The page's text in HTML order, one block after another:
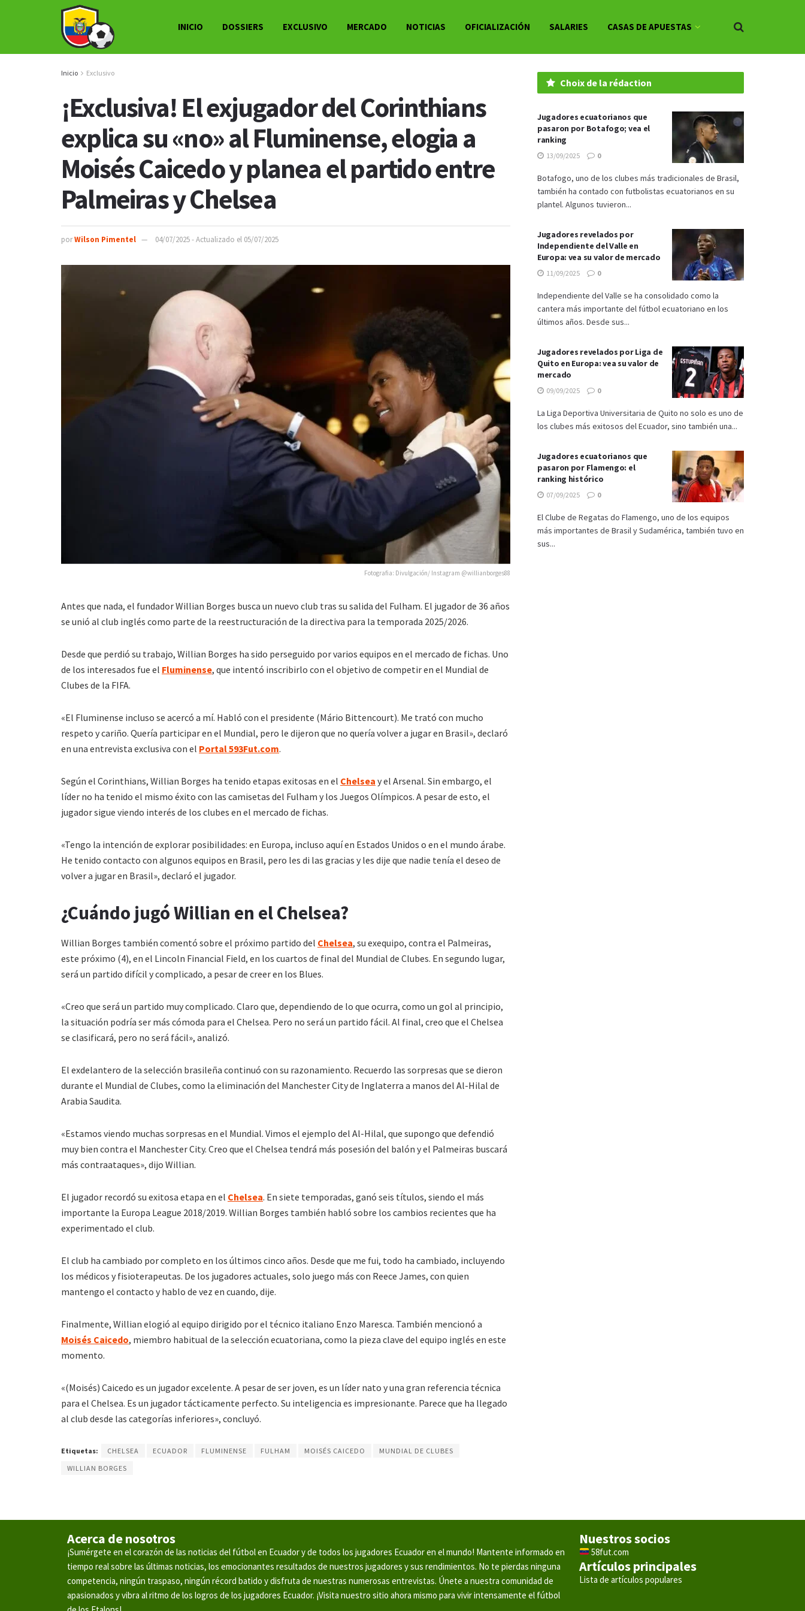
INICIO DOSSIERS EXCLUSIVO MERCADO NOTICIAS OFICIALIZACIÓN SALARIES CASAS DE APUESTAS
Inicio Exclusivo
¡Exclusiva! El exjugador del Corinthians
explica su «no» al Fluminense, elogia a
Moisés Caicedo y planea el partido entre
Palmeiras y Chelsea
porWilson Pimentel 04/07/2025 - Actualizado el 05/07/2025
Fotografia: Divulgación/ Instagram @willianborges88
Antes que nada, el fundador Willian Borges busca un nuevo club tras su salida del Fulham. El jugador de 36 años
se unió al club inglés como parte de la reestructuración de la directiva para la temporada 2025/2026.
Desde que perdió su trabajo, Willian Borges ha sido perseguido por varios equipos en el mercado de fichas. Uno
de los interesados ​​fue el Fluminense, que intentó inscribirlo con el objetivo de competir en el Mundial de
Clubes de la FIFA.
«El Fluminense incluso se acercó a mí. Habló con el presidente (Mário Bittencourt). Me trató con mucho
respeto y cariño. Quería participar en el Mundial, pero le dijeron que no quería volver a jugar en Brasil», declaró
en una entrevista exclusiva con el Portal 593Fut.com.
Según el Corinthians, Willian Borges ha tenido etapas exitosas en el Chelsea y el Arsenal. Sin embargo, el
líder no ha tenido el mismo éxito con las camisetas del Fulham y los Juegos Olímpicos. A pesar de esto, el
jugador sigue viendo interés de los clubes en el mercado de fichas.
«Tengo la intención de explorar posibilidades: en Europa, incluso aquí en Estados Unidos o en el mundo árabe.
He tenido contacto con algunos equipos en Brasil, pero les di las gracias y les dije que nadie tenía el deseo de
volver a jugar en Brasil», declaró el jugador.
¿Cuándo jugó Willian en el Chelsea?
Willian Borges también comentó sobre el próximo partido del Chelsea, su exequipo, contra el Palmeiras,
este próximo (4), en el Lincoln Financial Field, en los cuartos de final del Mundial de Clubes. En segundo lugar,
será un partido difícil y complicado, a pesar de creer en los Blues.
«Creo que será un partido muy complicado. Claro que, dependiendo de lo que ocurra, como un gol al principio,
la situación podría ser más cómoda para el Chelsea. Pero no será un partido fácil. Al final, creo que el Chelsea
se clasificará, pero no será fácil», analizó.
El exdelantero de la selección brasileña continuó con su razonamiento. Recuerdo las sorpresas que se dieron
durante el Mundial de Clubes, como la eliminación del Manchester City de Inglaterra a manos del Al-Hilal de
Arabia Saudita.
«Estamos viendo muchas sorpresas en el Mundial. Vimos el ejemplo del Al-Hilal, que supongo que defendió
muy bien contra el Manchester City. Creo que el Chelsea tendrá más posesión del balón y el Palmeiras buscará
más contraataques», dijo Willian.
El jugador recordó su exitosa etapa en el Chelsea. En siete temporadas, ganó seis títulos, siendo el más
importante la Europa League 2018/2019. Willian Borges también habló sobre los cambios recientes que ha
experimentado el club.
El club ha cambiado por completo en los últimos cinco años. Desde que me fui, todo ha cambiado, incluyendo
los médicos y fisioterapeutas. De los jugadores actuales, solo juego más con Reece James, con quien
mantengo el contacto y hablo de vez en cuando, dije.
Finalmente, Willian elogió al equipo dirigido por el técnico italiano Enzo Maresca. También mencionó a
Moisés Caicedo, miembro habitual de la selección ecuatoriana, como la pieza clave del equipo inglés en este
momento.
«(Moisés) Caicedo es un jugador excelente. A pesar de ser joven, es un líder nato y una gran referencia técnica
para el Chelsea. Es un jugador tácticamente perfecto. Su inteligencia es impresionante. Parece que ha llegado
al club desde las categorías inferiores», concluyó.
Etiquetas: CHELSEA ECUADOR FLUMINENSE FULHAM MOISÉS CAICEDO
MUNDIAL DE CLUBES
WILLIAN BORGES
Choix de la rédaction
Jugadores ecuatorianos que
pasaron por Botafogo; vea el
ranking
13/09/2025 0
Botafogo, uno de los clubes más tradicionales de Brasil,
también ha contado con futbolistas ecuatorianos en su
plantel. Algunos tuvieron...
Jugadores revelados por
Independiente del Valle en
Europa: vea su valor de mercado
11/09/2025 0
Independiente del Valle se ha consolidado como la
cantera más importante del fútbol ecuatoriano en los
últimos años. Desde sus...
Jugadores revelados por Liga de
Quito en Europa: vea su valor de
mercado
09/09/2025 0
La Liga Deportiva Universitaria de Quito no solo es uno de
los clubes más exitosos del Ecuador, sino también una...
Jugadores ecuatorianos que
pasaron por Flamengo: el
ranking histórico
07/09/2025 0
El Clube de Regatas do Flamengo, uno de los equipos
más importantes de Brasil y Sudamérica, también tuvo en
sus...
Acerca de nosotros
¡Sumérgete en el corazón de las noticias del fútbol en Ecuador y de todos los jugadores Ecuador en el mundo! Mantente informado en
tiempo real sobre las últimas noticias, los emocionantes resultados de nuestros jugadores y sus rendimientos. No te pierdas ninguna
competencia, ningún traspaso, ningún récord batido y disfruta de nuestras numerosas entrevistas. Únete a nuestra comunidad de
apasionados y vibra al ritmo de los logros de los jugadores Ecuador. ¡Visita nuestro sitio ahora mismo para vivir intensamente el fútbol
Nuestros socios
58fut.com
Artículos principales
Lista de artículos populares